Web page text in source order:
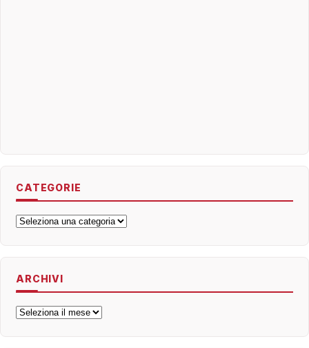
CATEGORIE
Categorie
ARCHIVI
Archivi